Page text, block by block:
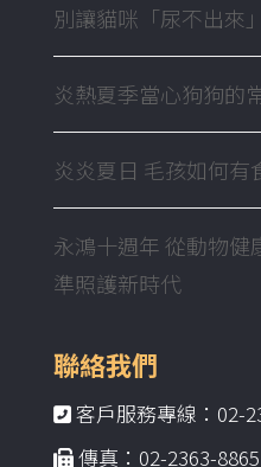
別讓貓咪「尿不出來」
炎熱夏季當心狗狗的
炎炎夏日 毛孩如何有
永鴻十週年 從動物健
準照護新時代
聯絡我們
客戶服務專線：02-
傳真：02-2363-8865